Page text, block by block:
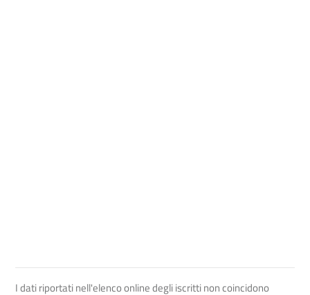
I dati riportati nell'elenco online degli iscritti non coincidono